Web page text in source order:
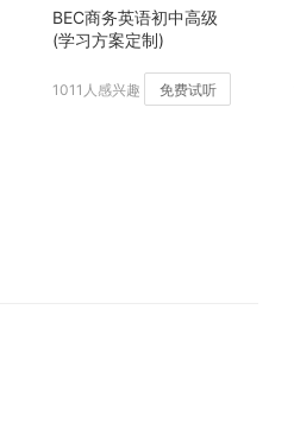
BEC商务英语初中高级
(学习方案定制)
1011人感兴趣 免费试听